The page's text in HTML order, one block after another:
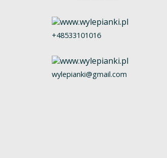
+48533101016
wylepianki@gmail.com